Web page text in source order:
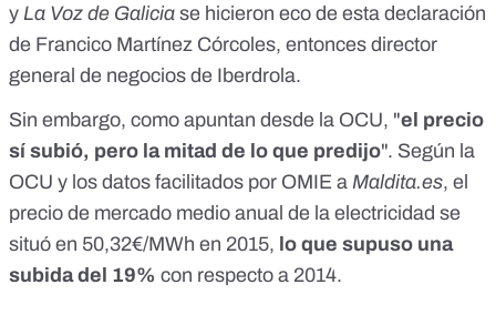
y La Voz de Galicia se hicieron eco de esta declaración
de Francico Martínez Córcoles, entonces director
general de negocios de Iberdrola.
Sin embargo, como apuntan desde la OCU, "el precio
sí subió, pero la mitad de lo que predijo". Según la
OCU y los datos facilitados por OMIE a Maldita.es, el
precio de mercado medio anual de la electricidad se
situó en 50,32€/MWh en 2015, lo que supuso una
subida del 19% con respecto a 2014.